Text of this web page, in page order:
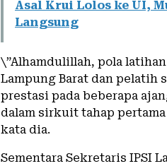
Asal Krui Lolos ke UI,
Langsung
\”Alhamdulillah, pola
Lampung Barat dan pelatih
prestasi pada beberapa
dalam sirkuit tahap
kata dia.
Sementara Sekretaris IPSI